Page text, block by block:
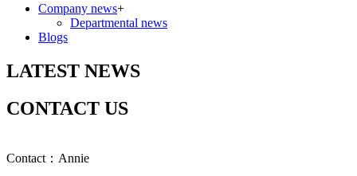
Company news+
Departmental news
Blogs
LATEST NEWS
CONTACT US
Contact：Annie